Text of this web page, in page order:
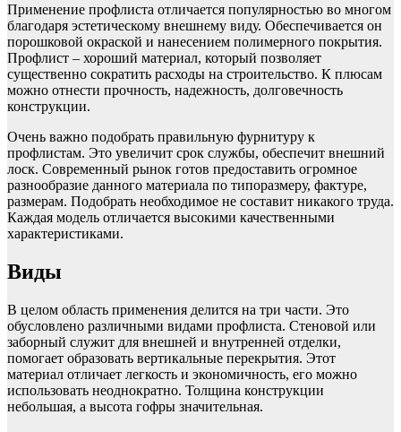
Применение профлиста отличается популярностью во многом
благодаря эстетическому внешнему виду. Обеспечивается он
порошковой окраской и нанесением полимерного покрытия.
Профлист – хороший материал, который позволяет
существенно сократить расходы на строительство. К плюсам
можно отнести прочность, надежность, долговечность
конструкции.
Очень важно подобрать правильную фурнитуру к
профлистам. Это увеличит срок службы, обеспечит внешний
лоск. Современный рынок готов предоставить огромное
разнообразие данного материала по типоразмеру, фактуре,
размерам. Подобрать необходимое не составит никакого труда.
Каждая модель отличается высокими качественными
характеристиками.
Виды
В целом область применения делится на три части. Это
обусловлено различными видами профлиста. Стеновой или
заборный служит для внешней и внутренней отделки,
помогает образовать вертикальные перекрытия. Этот
материал отличает легкость и экономичность, его можно
использовать неоднократно. Толщина конструкции
небольшая, а высота гофры значительная.